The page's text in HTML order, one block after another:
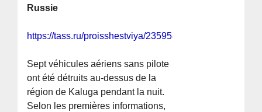
Russie
https://tass.ru/proisshestviya/23595825
Sept véhicules aériens sans pilote
ont été détruits au-dessus de la
région de Kaluga pendant la nuit.
Selon les premières informations,